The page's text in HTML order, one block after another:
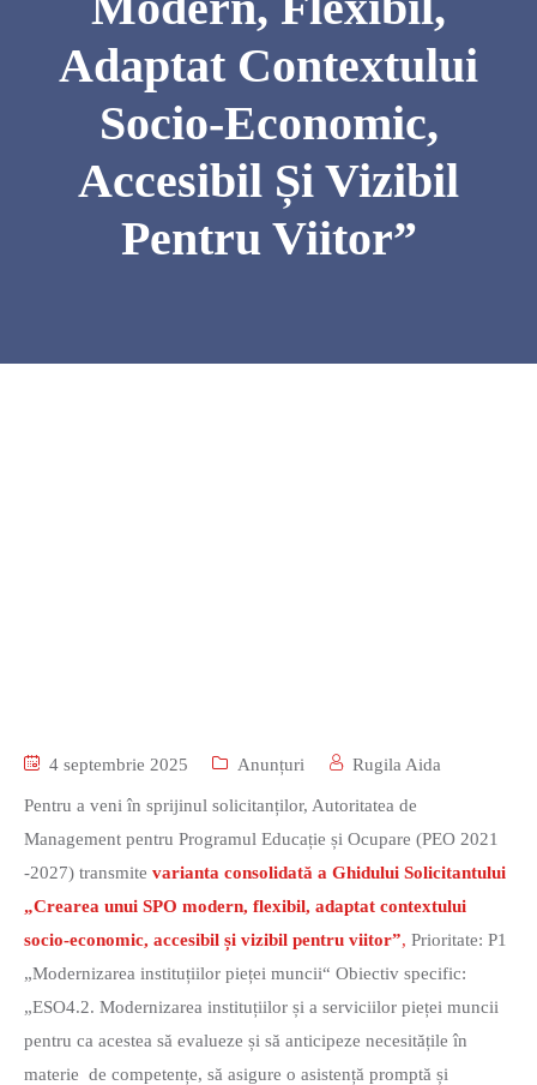
Adaptat Contextului
Socio-Economic,
Accesibil Și Vizibil
Pentru Viitor”
4 septembrie 2025 Anunțuri Rugila Aida
Pentru a veni în sprijinul solicitanților, Autoritatea de
Management pentru Programul Educație și Ocupare (PEO 2021
-2027) transmite varianta consolidată a Ghidului Solicitantului
„Crearea unui SPO modern, flexibil, adaptat contextului
socio-economic, accesibil și vizibil pentru viitor”, Prioritate: P1
„Modernizarea instituțiilor pieței muncii“ Obiectiv specific:
„ESO4.2. Modernizarea instituțiilor și a serviciilor pieței muncii
pentru ca acestea să evalueze și să anticipeze necesitățile în
materie de competențe, să asigure o asistență promptă și